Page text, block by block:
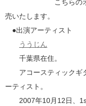
こちらのオンラ
売いたします。
●出演アーティスト
ううじん
千葉県在住。
アコースティックギタ
ーティスト。
2007年10月12日、